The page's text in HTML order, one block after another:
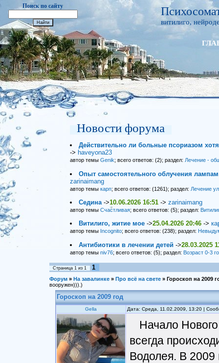
Поиск по сайту
витилиго,
Новости форума
Действительно ли больные псориазом
-> haveyona23
автор темы Genik; всего ответов: (2); раздел: Лечение -
Опыт самостоятельного облучения
zarinaimang
автор темы карп; всего ответов: (1261); раздел: Лечение
Седина ->10.06.2026 16:51 ->zarinaimang
автор темы Счастливая; всего ответов: (5); раздел:
Витилиго, житие мое ->25.04.2026 20:46 ->
автор темы Incognito; всего ответов: (238); раздел:
Антибиотики в лечении детей ->28.03.2025
автор темы niv76; всего ответов: (5); раздел: Возраст 0-3
Страница 1 из 1 1
Форум » На завалинке » Про всё на свете » Гороскоп на 2009
вооружен))).)
Гороскоп на 2009 год
Gella Дата: Среда, 11.02.2009, 13:20 |
Начало
всегда
Водолея. В 2009